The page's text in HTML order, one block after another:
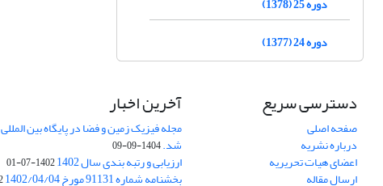
دوره 24 (1377)
دسترسی سریع
صفحه اصلی
درباره نشریه
اعضای هیات تحریریه
ارسال مقاله
آخرین اخبار
شد.1404-09-09
ارزیابی و رتبه بندی سال 1402 1402-07-01
بخشنامه شماره 91131 مورخ 1402/04/04